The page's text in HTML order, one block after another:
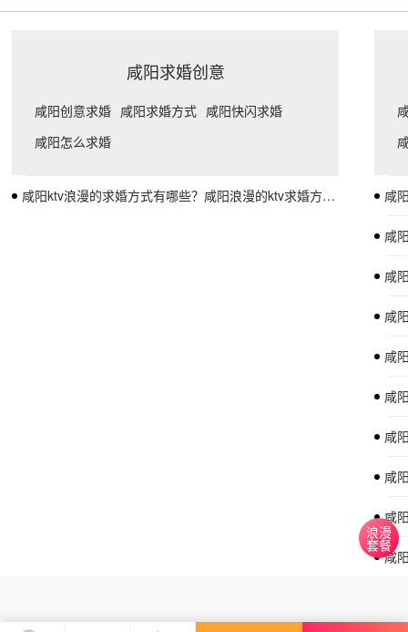
咸阳求婚创意
咸阳创意求婚 咸阳求婚方式 咸阳快闪求婚
咸阳怎么求婚
咸阳ktv浪漫的求婚方式有哪些？咸阳浪漫的ktv求婚方式推荐 咸
咸
咸
咸
咸
咸
咸
咸
咸
咸
浪漫
套餐